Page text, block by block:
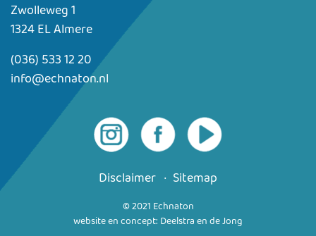
Zwolleweg 1
1324 EL Almere
(036) 533 12 20
info@echnaton.nl
Disclaimer Sitemap
© 2021 Echnaton
website en concept: Deelstra en de Jong